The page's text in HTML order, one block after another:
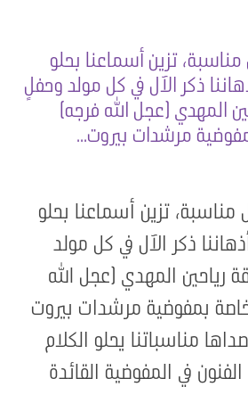
مناسبة، تزين أسماعنا بحلو
ذكر الآل في كل مولد وحفلٍ
المهدي (عجل الله فرجه)
مرشدات بيروت...
مناسبة، تزين أسماعنا بحلو
ذكر الآل في كل مولد
رياحين المهدي (عجل الله
بمفوضية مرشدات بيروت
صداها مناسباتنا يحلو الكلام
في المفوضية القائدة